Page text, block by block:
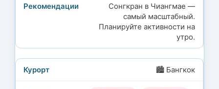
Сонгкран в Чиангмае —
самый масштабный.
Планируйте активности на
утро.
🏙️ Бангкок